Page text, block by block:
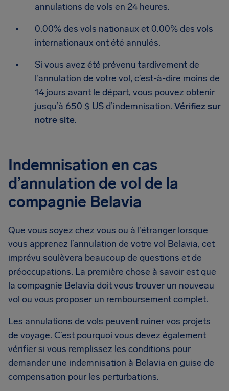
annulations de vols en 24 heures.
0.00% des vols nationaux et 0.00% des vols
internationaux ont été annulés.
Si vous avez été prévenu tardivement de
l’annulation de votre vol, c’est-à-dire moins de
14 jours avant le départ, vous pouvez obtenir
jusqu’à 650 $ US d’indemnisation. Vérifiez sur
notre site.
Indemnisation en cas
d’annulation de vol de la
compagnie Belavia
Que vous soyez chez vous ou à l’étranger lorsque
vous apprenez l’annulation de votre vol Belavia, cet
imprévu soulèvera beaucoup de questions et de
préoccupations. La première chose à savoir est que
la compagnie Belavia doit vous trouver un nouveau
vol ou vous proposer un remboursement complet.
Les annulations de vols peuvent ruiner vos projets
de voyage. C’est pourquoi vous devez également
vérifier si vous remplissez les conditions pour
demander une indemnisation à Belavia en guise de
compensation pour les perturbations.